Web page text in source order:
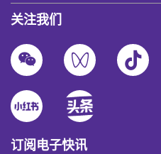
关注我们
订阅电子快讯